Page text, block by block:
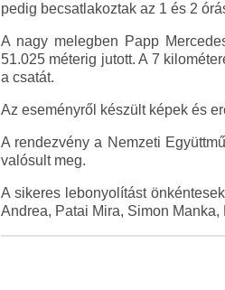
pedig becsatlakoztak az 1 és 2
A nagy melegben Papp
51.025 méterig jutott. A 7
a csatát.
Az eseményről készült képek és
A rendezvény a Nemzeti
valósult meg.
A sikeres lebonyolítást
Andrea, Patai Mira, Simon Manka,